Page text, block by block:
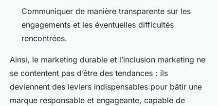
Communiquer de manière transparente sur les
engagements et les éventuelles difficultés
rencontrées.
Ainsi, le marketing durable et l’inclusion marketing ne
se contentent pas d’être des tendances : ils
deviennent des leviers indispensables pour bâtir une
marque responsable et engageante, capable de